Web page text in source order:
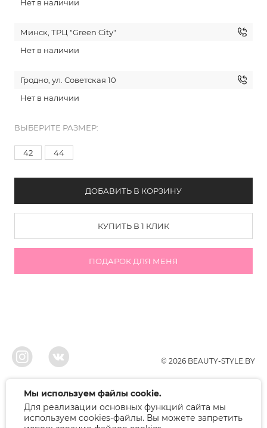
Нет в наличии
Минск, ТРЦ "Green City"
Нет в наличии
Гродно, ул. Советская 10
Нет в наличии
ВЫБЕРИТЕ РАЗМЕР:
42 44
ДОБАВИТЬ В КОРЗИНУ
КУПИТЬ В 1 КЛИК
ПОДАРОК ДЛЯ МЕНЯ
© 2026 BEAUTY-STYLE.BY
ООО"БЬЮТИ", УНП 291022671, Свидельство о регистрации 05.10.2010
Брестским районым исполнительным комитетом. Регистрация в торговом
реестре 12.01.2018, номер 402445.
Беларусь, Брест, ул. Лейтенанта Рябцева 75
Режим работы: 9.00-17.00. Контакт: +375 (33) 379-10-80
Мы используем файлы cookie.
Для реализации основных функций сайта мы
используем cookies-файлы. Вы можете запретить